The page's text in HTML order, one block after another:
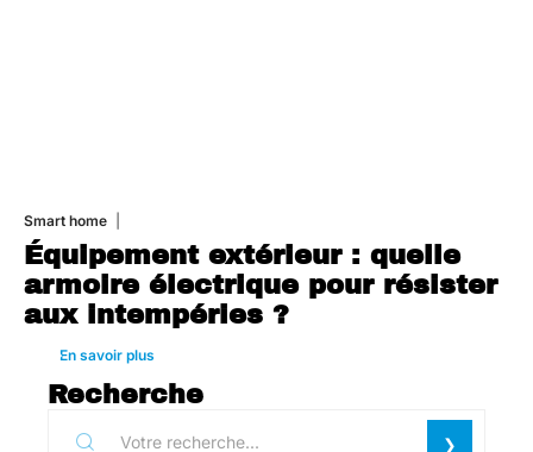
Smart home
Équipement extérieur : quelle
armoire électrique pour résister
aux intempéries ?
En savoir plus
Recherche